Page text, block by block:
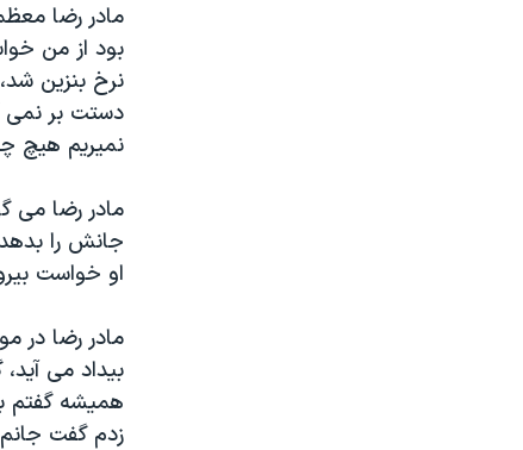
بود از من
نرخ بنزین
دستت بر نمی
نمیریم هیچ
مادر رضا می
او خواست
مادر رضا در
بیداد می
همیشه گفتم